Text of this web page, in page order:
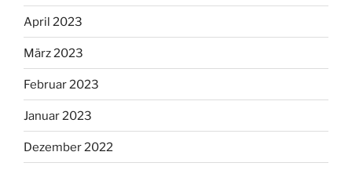
April 2023
März 2023
Februar 2023
Januar 2023
Dezember 2022